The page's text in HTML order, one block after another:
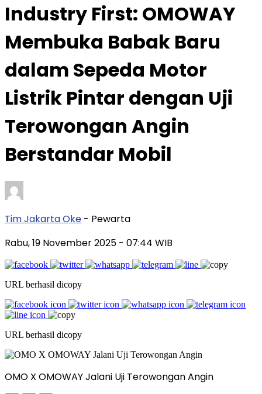
Industry First: OMOWAY
Membuka Babak Baru
dalam Sepeda Motor
Listrik Pintar dengan Uji
Terowongan Angin
Berstandar Mobil
Tim Jakarta Oke - Pewarta
Rabu, 19 November 2025 - 07:44 WIB
URL berhasil dicopy
URL berhasil dicopy
OMO X OMOWAY Jalani Uji Terowongan Angin